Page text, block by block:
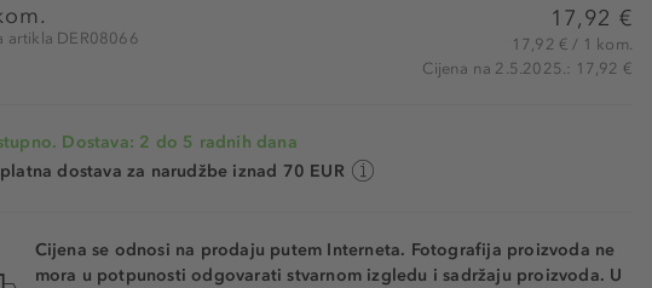
artikla DER08066
17,92 €
17,92 € / 1 kom.
Cijena na 2.5.2025.: 17,92 €
Dostava: 2 do 5 radnih dana
dostava za narudžbe iznad 70 EUR
Cijena se odnosi na prodaju putem Interneta. Fotografija proizvoda ne
mora u potpunosti odgovarati stvarnom izgledu i sadržaju proizvoda. U